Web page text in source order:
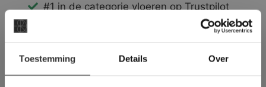
Toestemming Details Over
#1 in de categorie vloeren op Trustpilot
Binnen 24 uur een passende offerte
Meer dan 500 m2 showroom
Deze website maakt
gebruik van cookies.